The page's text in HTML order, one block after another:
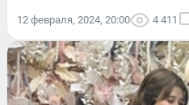
12 февраля, 2024, 20:00 4 411